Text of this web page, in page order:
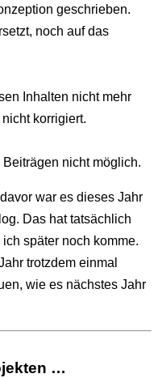
geschrieben.
noch auf das
Inhalten nicht mehr
korrigiert.
nicht möglich.
war es dieses Jahr
Das hat tatsächlich
später noch komme.
trotzdem einmal
wie es nächstes Jahr
…